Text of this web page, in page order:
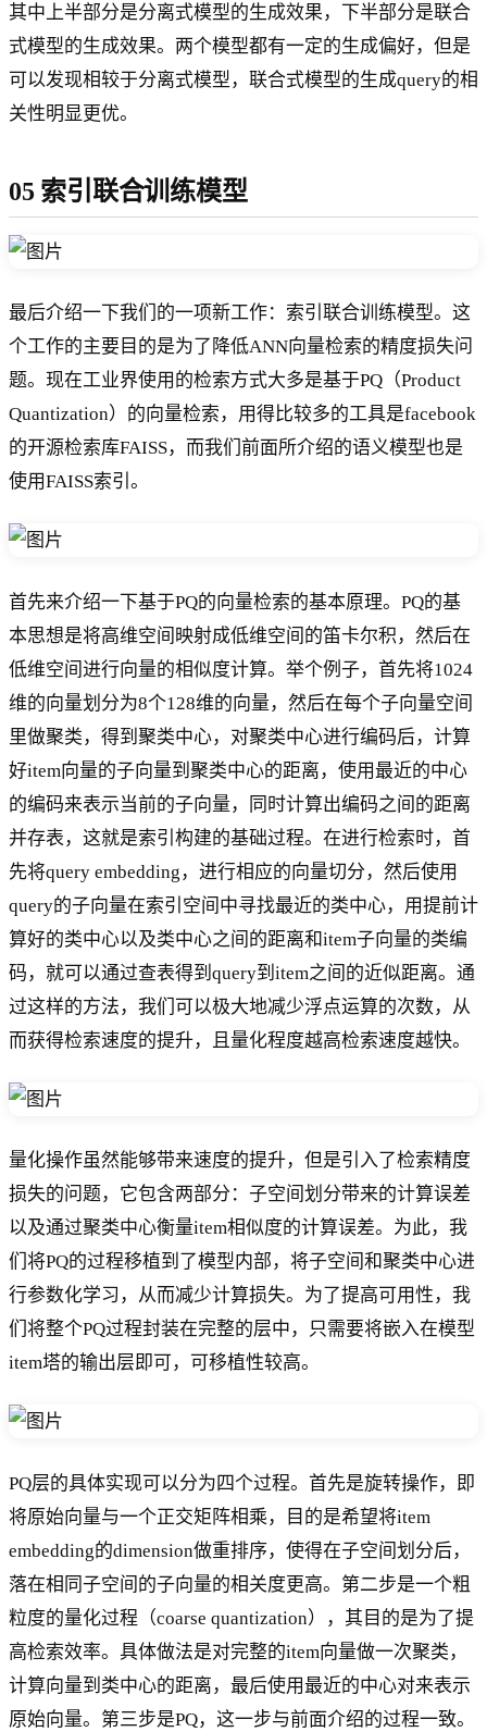
其中上半部分是分离式模型的生成效果，下半部分是联合
式模型的生成效果。两个模型都有一定的生成偏好，但是
可以发现相较于分离式模型，联合式模型的生成query的相
关性明显更优。
05 索引联合训练模型
最后介绍一下我们的一项新工作：索引联合训练模型。这
个工作的主要目的是为了降低ANN向量检索的精度损失问
题。现在工业界使用的检索方式大多是基于PQ（Product
Quantization）的向量检索，用得比较多的工具是facebook
的开源检索库FAISS，而我们前面所介绍的语义模型也是
使用FAISS索引。
首先来介绍一下基于PQ的向量检索的基本原理。PQ的基
本思想是将高维空间映射成低维空间的笛卡尔积，然后在
低维空间进行向量的相似度计算。举个例子，首先将1024
维的向量划分为8个128维的向量，然后在每个子向量空间
里做聚类，得到聚类中心，对聚类中心进行编码后，计算
好item向量的子向量到聚类中心的距离，使用最近的中心
的编码来表示当前的子向量，同时计算出编码之间的距离
并存表，这就是索引构建的基础过程。在进行检索时，首
先将query embedding，进行相应的向量切分，然后使用
query的子向量在索引空间中寻找最近的类中心，用提前计
算好的类中心以及类中心之间的距离和item子向量的类编
码，就可以通过查表得到query到item之间的近似距离。通
过这样的方法，我们可以极大地减少浮点运算的次数，从
而获得检索速度的提升，且量化程度越高检索速度越快。
量化操作虽然能够带来速度的提升，但是引入了检索精度
损失的问题，它包含两部分：子空间划分带来的计算误差
以及通过聚类中心衡量item相似度的计算误差。为此，我
们将PQ的过程移植到了模型内部，将子空间和聚类中心进
行参数化学习，从而减少计算损失。为了提高可用性，我
们将整个PQ过程封装在完整的层中，只需要将嵌入在模型
item塔的输出层即可，可移植性较高。
PQ层的具体实现可以分为四个过程。首先是旋转操作，即
将原始向量与一个正交矩阵相乘，目的是希望将item
embedding的dimension做重排序，使得在子空间划分后，
落在相同子空间的子向量的相关度更高。第二步是一个粗
粒度的量化过程（coarse quantization），其目的是为了提
高检索效率。具体做法是对完整的item向量做一次聚类，
计算向量到类中心的距离，最后使用最近的中心对来表示
原始向量。第三步是PQ，这一步与前面介绍的过程一致。